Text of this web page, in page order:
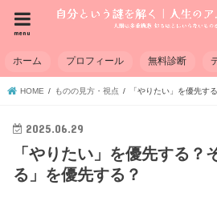
menu
ホーム プロフィール 無料診断
HOME ものの見方・視点 「やりたい」を優先す
2025.06.29
「やりたい」を優先する？
る」を優先する？